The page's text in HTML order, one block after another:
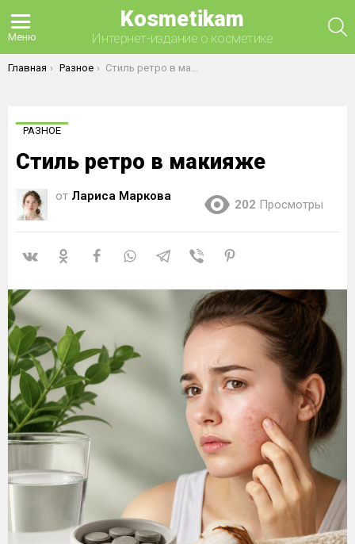
Меню
Kosmetikam
Интернет-издание о косметике
Вы здесь:
Главная Разное Стиль ретро в макияже
РАЗНОЕ
Стиль ретро в макияже
от Лариса Маркова
202 Просмотры